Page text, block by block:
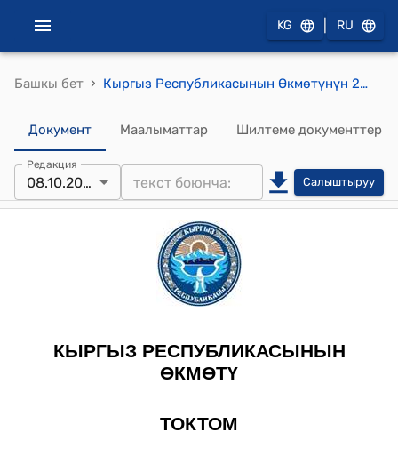
KG RU
Башкы бет › Кыргыз Республикасынын Өкмөтүнүн 2018-жылдын 8-октябрындагы № 462 "2018-жылдын 28-апрелинде Бишкек шаарында кол коюлган Бириккен Улуттар Уюмунун Бүткүл дүйнөлүк азык-түлүк программасынын 2018-2022-жылдарга карата Кыргыз Республикасындагы Өлкөлүк стратегиялык планын ишке ашыруу боюнча Кыргыз Республикасынын Өкмөтү менен Бириккен Улуттар Уюмунун Бүткүл дүйнөлүк азык-түлүк программасынын ортосундагы Өз ара түшүнүү жөнүндө меморандумду бекитүү тууралуу" токтому
Документ Маалыматтар Шилтеме документтер
Редакция
08.10.2018 Салыштыруу